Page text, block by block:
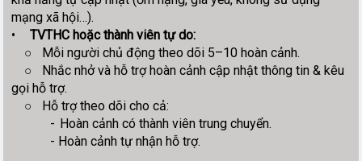
mạng xã hội…).
•
TVTHC hoặc thành viên tự do:
○
Mỗi người chủ động theo dõi 5–10 hoàn cảnh.
○
Nhắc nhở và hỗ trợ hoàn cảnh cập nhật thông tin & kêu
gọi hỗ trợ.
○
Hỗ trợ theo dõi cho cả:
- Hoàn cảnh có thành viên trung chuyển.
- Hoàn cảnh tự nhận hỗ trợ.